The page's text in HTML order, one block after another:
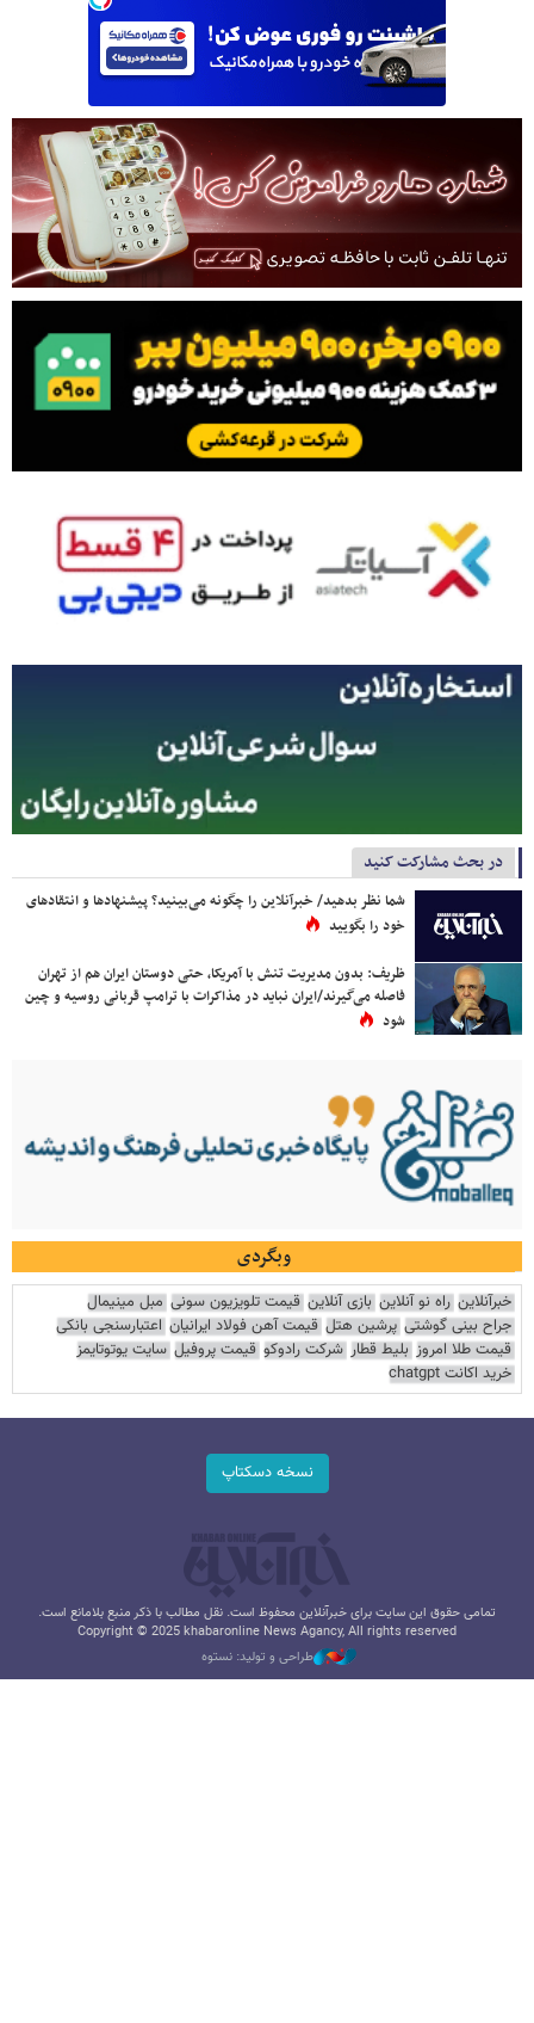
در بحث مشارکت کنید
شما نظر بدهید/ خبرآنلاین را چگونه می‌بینید؟ پیشنهادها و انتقادهای
خود را بگویید
ظریف: بدون مدیریت تنش با آمریکا، حتی دوستان ایران هم از تهران
فاصله می‌گیرند/ایران نباید در مذاکرات با ترامپ قربانی روسیه و چین
شود
وبگردی
خبرآنلاین راه نو آنلاین بازی آنلاین قیمت تلویزیون سونی مبل مینیمال
جراح بینی گوشتی پرشین هتل قیمت آهن فولاد ایرانیان اعتبارسنجی بانکی
قیمت طلا امروز بلیط قطار شرکت رادوکو قیمت پروفیل سایت یوتوتایمز
خرید اکانت chatgpt
نسخه دسکتاپ
تمامی حقوق این سایت برای خبرآنلاین محفوظ است. نقل مطالب با ذکر منبع بلامانع است.
Copyright © 2025 khabaronline News Agancy, All rights reserved
طراحی و تولید: نستوه